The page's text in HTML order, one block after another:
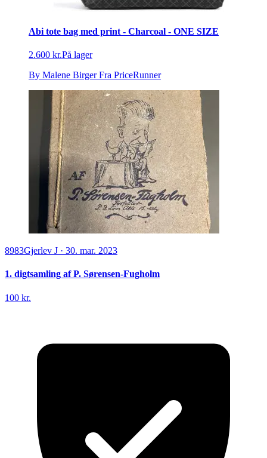
Abi tote bag med print - Charcoal - ONE SIZE
2.600 kr.På lager
By Malene Birger Fra PriceRunner
8983Gjerlev J · 30. mar. 2023
1. digtsamling af P. Sørensen-Fugholm
100 kr.